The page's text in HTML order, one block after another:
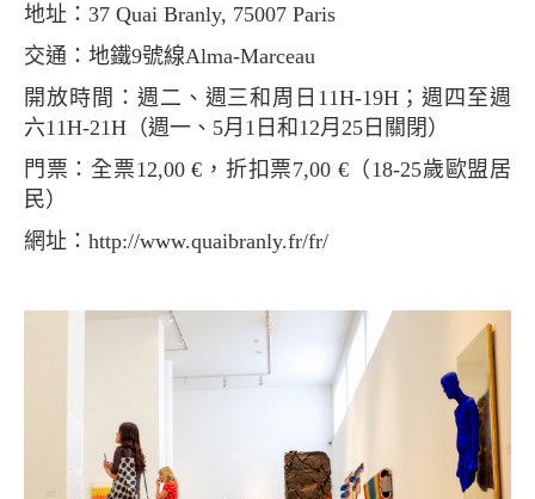
地址：37 Quai Branly, 75007 Paris
交通：地鐵9號線Alma-Marceau
開放時間：週二、週三和周日11H-19H；週四至週
六11H-21H（週一、5月1日和12月25日關閉）
門票：全票12,00 €，折扣票7,00 €（18-25歲歐盟居
民）
網址：http://www.quaibranly.fr/fr/